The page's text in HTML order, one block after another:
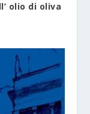
olio di oliva